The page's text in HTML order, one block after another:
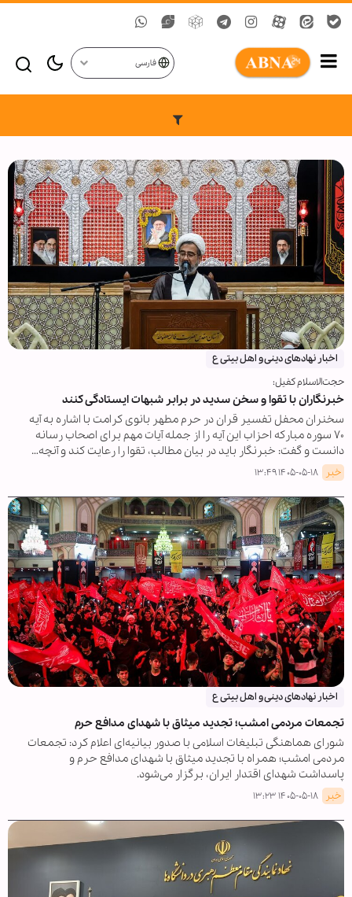
فارسی
اخبار نهادهای دینی و اهل بیتی ع
حجت‌الاسلام کفیل:
خبرنگاران با تقوا و سخن سدید در برابر شبهات ایستادگی کنند
سخنران محفل تفسیر قران در حرم مطهر بانوی کرامت با اشاره به آیه
۷۰ سوره مبارکه احزاب این آیه را از جمله آیات مهم برای اصحاب رسانه
دانست و گفت: خبرنگار باید در بیان مطالب، تقوا را رعایت کند و آنچه…
خبر ۱۴۰۵-۰۵-۱۸ ۱۳:۴۹
اخبار نهادهای دینی و اهل بیتی ع
تجمعات مردمی امشب؛ تجدید میثاق با شهدای مدافع حرم
شورای هماهنگی تبلیغات اسلامی با صدور بیانیه‌ای اعلام کرد: تجمعات
مردمی امشب؛ همراه با تجدید میثاق با شهدای مدافع حرم و
پاسداشت شهدای اقتدار ایران، برگزار می‌شود.
خبر ۱۴۰۵-۰۵-۱۸ ۱۳:۲۳